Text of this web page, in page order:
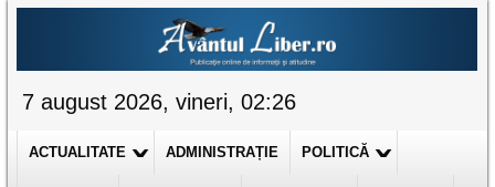
7 august 2026, vineri, 02:26
ACTUALITATE ADMINISTRAȚIE POLITICĂ